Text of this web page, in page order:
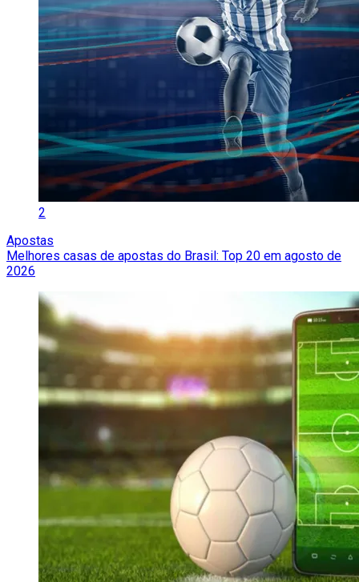
2
Apostas
Melhores casas de apostas do Brasil: Top 20 em agosto de
2026